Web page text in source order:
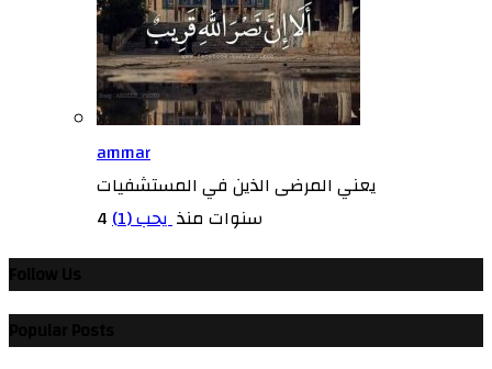
ammar
يعني المرضى الذين في المستشفيات
4 سنوات منذيحب (1
)